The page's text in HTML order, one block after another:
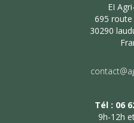
EI
695 route
30290
Tél : 06
9h-12h